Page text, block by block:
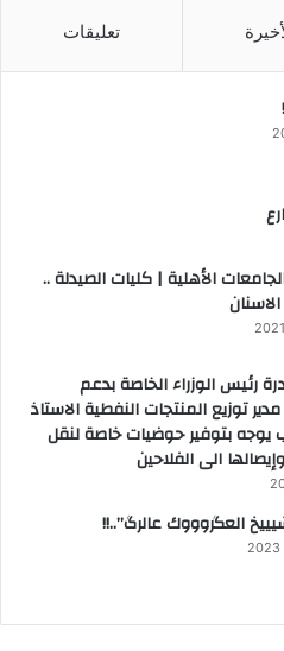
تعليقات
الأهلية | كليات الصيدلة ..
رئيس الوزراء الخاصة بدعم
توزيع المنتجات النفطية الاستاذ
بتوفير حوضيات خاصة لنقل
الى الفلاحين
العگروووك عالرگ”..!!